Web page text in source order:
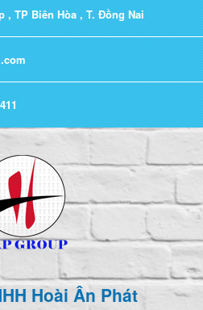
, TP Biên Hòa , T. Đồng Nai
Hoài Ân Phát